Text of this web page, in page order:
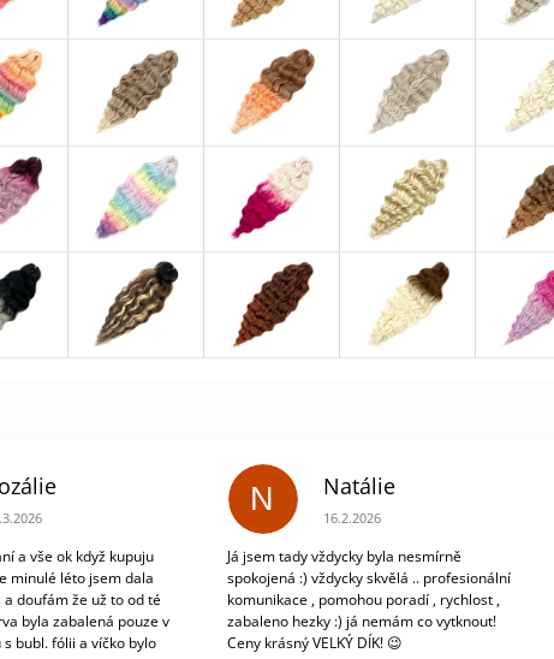
obchodu je 3 z 5 hvězdiček.
a vše ok když kupuju
minulé léto jsem dala
doufám že už to od té
byla zabalená pouze v
bubl. fólii a víčko bylo
N Natálie
Hodnocení obchodu je 5 z 5
16.2.2026
Já jsem tady vždycky byla nesmírně
spokojená :) vždycky skvělá .. profesionální
komunikace , pomohou poradí , rychlost ,
zabaleno hezky :) já nemám co vytknout!
Ceny krásný VELKÝ DÍK! 😉